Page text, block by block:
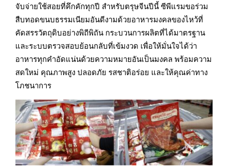
จับจ่ายใช้สอยที่คึกคักทุกปี สำหรับตรุษจีนปีนี้ ซีพีแรมขอร่วม
สืบทอดขนบธรรมเนียมอันดีงามด้วยอาหารมงคลของไหว้ที่
คัดสรรวัตถุดิบอย่างพิถีพิถัน กระบวนการผลิตที่ได้มาตรฐาน
และระบบตรวจสอบย้อนกลับที่เข้มงวด เพื่อให้มั่นใจได้ว่า
อาหารทุกคำอัดแน่นด้วยความหมายอันเป็นมงคล พร้อมความ
สดใหม่ คุณภาพสูง ปลอดภัย รสชาติอร่อย และให้คุณค่าทาง
โภชนาการ